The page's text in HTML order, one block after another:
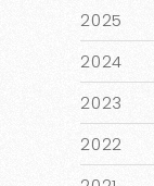
2025
2024
2023
2022